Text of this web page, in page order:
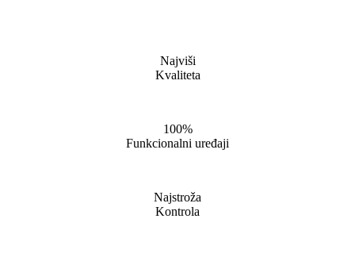
Najviši
Kvaliteta
100%
Funkcionalni uređaji
Najstroža
Kontrola